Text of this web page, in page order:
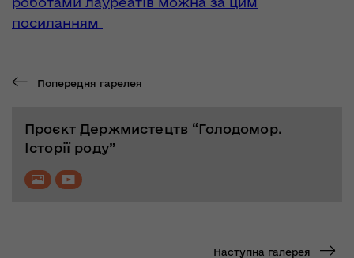
посиланням
Попередня гарелея
Проєкт Держмистецтв “Голодомор.
Історії роду”
Наступна галерея